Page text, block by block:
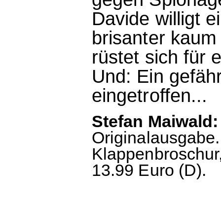
Davide willigt
brisanter
rüstet sich für
Und: Ein
eingetroffen...
Stefan
13.99 Euro (D).